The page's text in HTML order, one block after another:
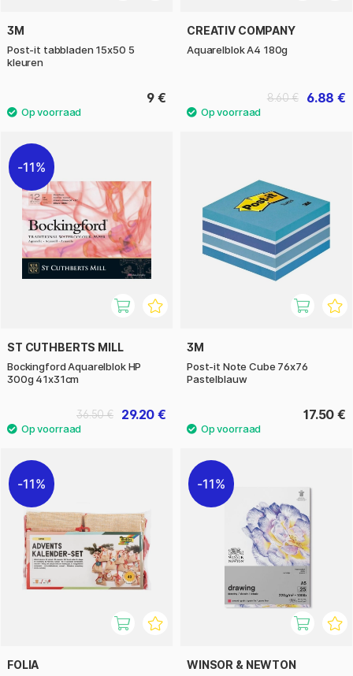
3M
Post-it tabbladen 15x50 5
kleuren
9 €
CREATIV COMPANY
Aquarelblok A4 180g
6.88 €
8.60 €
11%
ST CUTHBERTS MILL
Bockingford Aquarelblok HP
300g 41x31cm
29.20 €
36.50 €
3M
Post-it Note Cube 76x76
Pastelblauw
17.50 €
11%
FOLIA
11%
WINSOR & NEWTON